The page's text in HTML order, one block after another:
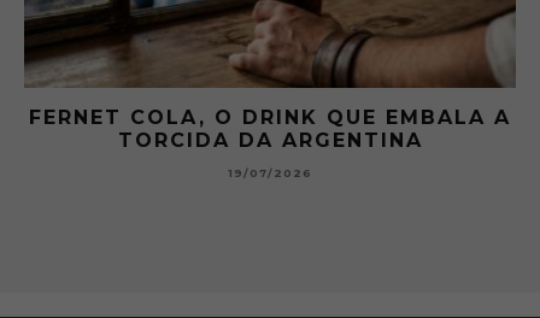
EMBALA A
GIBSON: O PICLES QUE
HISTÓRIA DOS